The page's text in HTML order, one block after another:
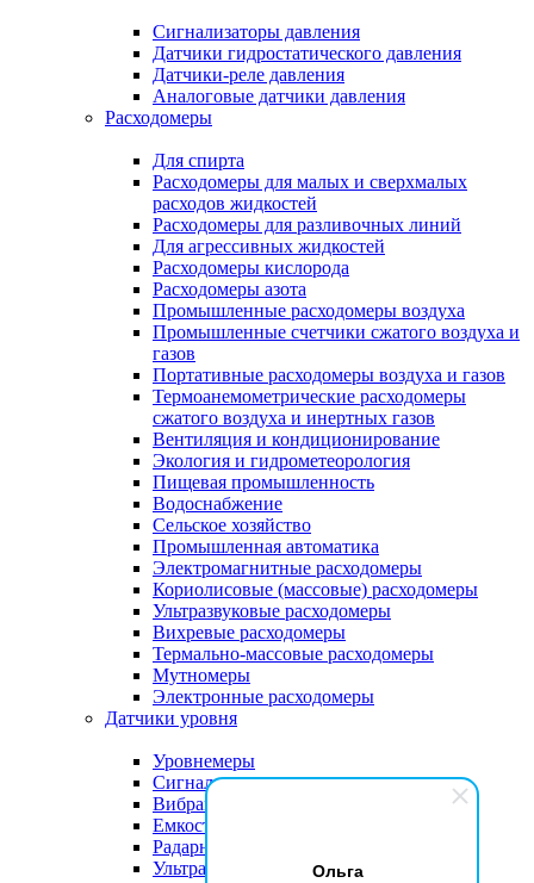
Ольга
Сигнализаторы давления
Датчики гидростатического давления
Датчики-реле давления
Аналоговые датчики давления
Расходомеры
Для спирта
Расходомеры для малых и сверхмалых
расходов жидкостей
Расходомеры для разливочных линий
Для агрессивных жидкостей
Расходомеры кислорода
Расходомеры азота
Промышленные расходомеры воздуха
Промышленные счетчики сжатого воздуха и
газов
Портативные расходомеры воздуха и газов
Термоанемометрические расходомеры
сжатого воздуха и инертных газов
Вентиляция и кондиционирование
Экология и гидрометеорология
Пищевая промышленность
Водоснабжение
Сельское хозяйство
Промышленная автоматика
Электромагнитные расходомеры
Кориолисовые (массовые) расходомеры
Ультразвуковые расходомеры
Вихревые расходомеры
Термально-массовые расходомеры
Мутномеры
Электронные расходомеры
Датчики уровня
Уровнемеры
Сигнализаторы уровня
Вибрационные датчики уровня
Емкостные датчики уровня
Радарные датчики уровня
Ультразвуковые датчики уровня